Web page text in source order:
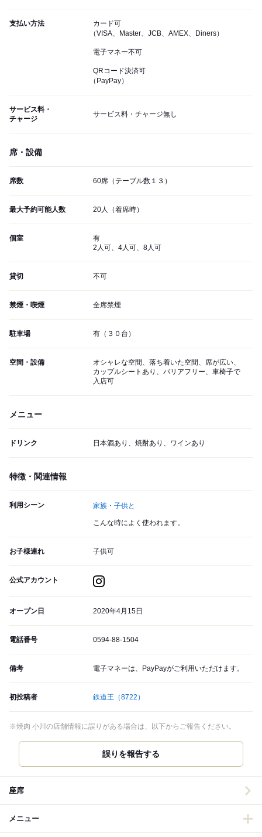
支払い方法
カード可
（VISA、Master、JCB、AMEX、Diners）
電子マネー不可
QRコード決済可
（PayPay）
サービス料・
チャージ
サービス料・チャージ無し
席・設備
席数 60席（テーブル数１３）
最大予約可能人数 20人（着席時）
個室
有
2人可、4人可、8人可
貸切 不可
禁煙・喫煙 全席禁煙
駐車場 有（３０台）
空間・設備
オシャレな空間、落ち着いた空間、席が広い、
カップルシートあり、バリアフリー、車椅子で
入店可
メニュー
ドリンク 日本酒あり、焼酎あり、ワインあり
特徴・関連情報
利用シーン 家族・子供と
こんな時によく使われます。
お子様連れ 子供可
公式アカウント
オープン日 2020年4月15日
電話番号 0594-88-1504
備考 電子マネーは、PayPayがご利用いただけます。
初投稿者 鉄道王 （8722）
※焼肉 小川の店舗情報に誤りがある場合は、以下からご報告ください。
誤りを報告する
座席
メニュー